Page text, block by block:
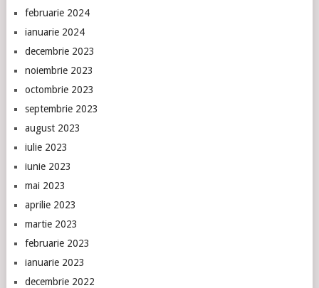
februarie 2024
ianuarie 2024
decembrie 2023
noiembrie 2023
octombrie 2023
septembrie 2023
august 2023
iulie 2023
iunie 2023
mai 2023
aprilie 2023
martie 2023
februarie 2023
ianuarie 2023
decembrie 2022